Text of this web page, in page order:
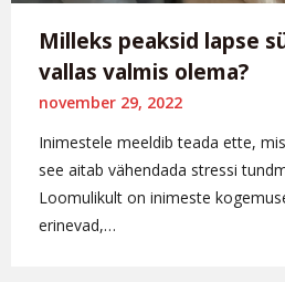
Milleks peaksid lapse
vallas valmis olema?
november 29, 2022
Inimestele meeldib teada ette,
see aitab vähendada stressi
Loomulikult on inimeste
erinevad,…